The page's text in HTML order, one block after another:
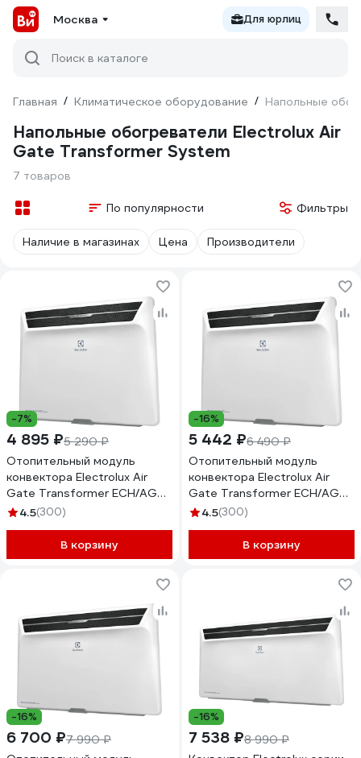
Москва Для юрлиц
Поиск в каталоге
Главная / Климатическое оборудование / Напольные
Напольные обогреватели Electrolux Air
Gate Transformer System
7 товаров
По популярности Фильтры
Наличие в магазинах Цена Производители
-7%
4 895 ₽5 290 ₽
Отопительный модуль
конвектора Electrolux Air
Gate Transformer ECH/AG2-
1000 T НС-1081910
4.5(300)
В корзину
-16%
5 442 ₽6 490 ₽
Отопительный модуль
конвектора Electrolux Air
Gate Transformer ECH/AG2-
1500 T НС-1081911
4.5(300)
В корзину
-16%
6 700 ₽7 990 ₽
-16%
7 538 ₽8 990 ₽